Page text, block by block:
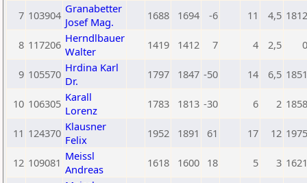
7 103904 Granabetter
Josef Mag.
1688 1694 -6 11 4,5 1812
8 117206 Herndlbauer
Walter
1419 1412 7 4 2,5 0
9 105570 Hrdina Karl
Dr.
1797 1847 -50 14 6,5 1851
10 106305 Karall
Lorenz
1783 1813 -30 6 2 1858
11 124370 Klausner
Felix
1952 1891 61 17 12 1975
12 109081 Meissl
Andreas
1618 1600 18 5 3 1621